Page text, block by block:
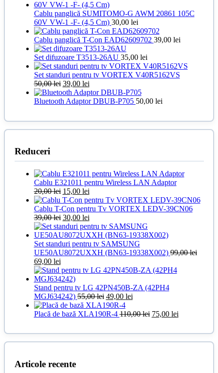
Cablu panglică SUMITOMO-G AWM 20861 105C
60V VW-1 -F- (4,5 Cm) 30,00 lei
Cablu panglică T-Con EAD62609702 39,00 lei
Set difuzoare T3513-26AU 35,00 lei
Set standuri pentru tv VORTEX V40R5162VS
50,00lei Prețul
inițial
a
39,00 leiPrețul
curent
este:
Bluetooth Adaptor DBUB-P705 50,00 lei
Reduceri
Cablu E321011 pentru Wireless LAN Adaptor
20,00lei Prețul
inițial
a
fost:
20,00 lei.
15,00 leiPrețul
curent
este:
15,00 lei.
Cablu T-Con pentru Tv VORTEX LEDV-39CN06
39,00lei Prețul
inițial
a
fost:
39,00 lei.
30,00 leiPrețul
curent
este:
30,00 lei.
Set standuri pentru tv SAMSUNG
UE50AU8072UXXH (BN63-19338X002)99,00lei
Prețul
inițial
a
fost:
99,00 lei.
69,00 leiPrețul
curent
este:
69,00 lei.
Stand pentru tv LG 42PN450B-ZA (42PH4
MGJ634242)55,00lei Prețul
inițial
a
49,00 leiPrețul
este:
Placă de bază XLA190R-4110,00lei Prețul
fost:
75,00 leiPrețul
75,00 lei.
Articole recente